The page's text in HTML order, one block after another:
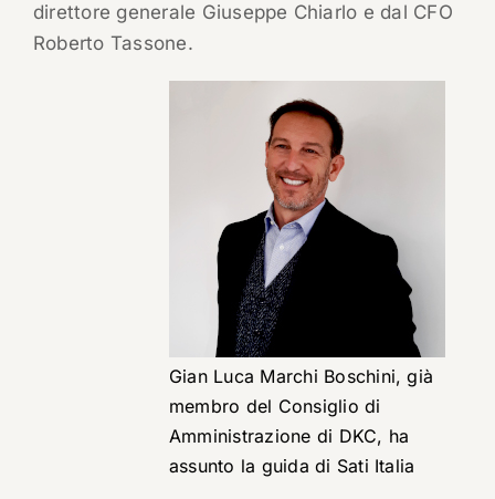
direttore generale Giuseppe Chiarlo e dal CFO
Roberto Tassone.
Gian Luca Marchi Boschini, già
membro del Consiglio di
Amministrazione di DKC, ha
assunto la guida di Sati Italia